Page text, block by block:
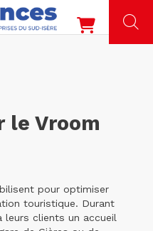
le Vroom
pour optimiser
touristique. Durant
clients un accueil